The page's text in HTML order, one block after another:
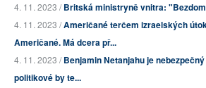
4. 11. 2023 /Britská ministryně vnitra:
4. 11. 2023 /Američané terčem izraelských
Američané. Má dcera př...
4. 11. 2023 /Benjamin Netanjahu je
politikové by te...